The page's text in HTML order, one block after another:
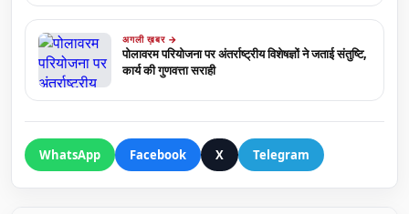
अगली ख़बर →
पोलावरम परियोजना पर अंतर्राष्ट्रीय विशेषज्ञों ने जताई संतुष्टि,
कार्य की गुणवत्ता सराही
WhatsApp Facebook X Telegram